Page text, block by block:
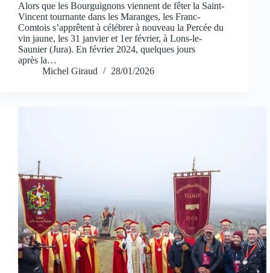
Alors que les Bourguignons viennent de fêter la Saint-
Vincent tournante dans les Maranges, les Franc-
Comtois s’apprêtent à célébrer à nouveau la Percée du
vin jaune, les 31 janvier et 1er février, à Lons-le-
Saunier (Jura). En février 2024, quelques jours
après la…
Michel Giraud
28/01/2026